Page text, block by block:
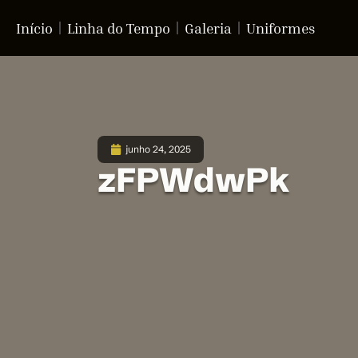
Início Linha do Tempo Galeria Uniformes
junho 24, 2025
zFPWdwPk